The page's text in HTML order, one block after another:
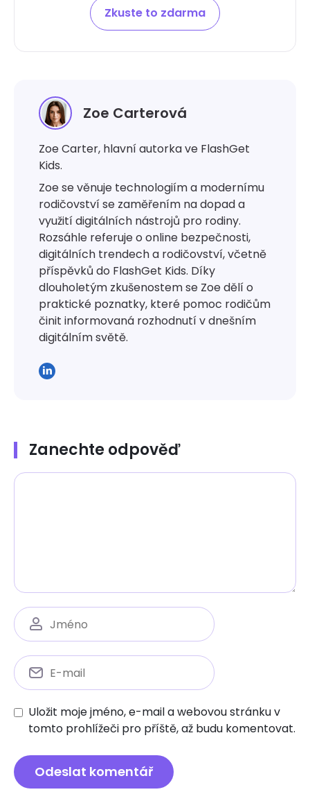
Zkuste to zdarma
Zoe Carterová
Zoe Carter, hlavní autorka ve FlashGet
Kids.
Zoe se věnuje technologiím a modernímu
rodičovství se zaměřením na dopad a
využití digitálních nástrojů pro rodiny.
Rozsáhle referuje o online bezpečnosti,
digitálních trendech a rodičovství, včetně
příspěvků do FlashGet Kids. Díky
dlouholetým zkušenostem se Zoe dělí o
praktické poznatky, které pomoc rodičům
činit informovaná rozhodnutí v dnešním
digitálním světě.
Zanechte odpověď
Uložit moje jméno, e-mail a webovou stránku v
tomto prohlížeči pro příště, až budu komentovat.